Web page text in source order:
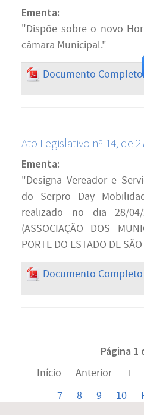
Ementa:
"Dispõe sobre o novo
câmara Municipal."
Documento Completo
Ato Legislativo nº 14, de
Ementa:
"Designa Vereador e
do Serpro Day
realizado no dia 28/04/
(ASSOCIAÇÃO DOS
PORTE DO ESTADO DE
Documento Completo
Página 1
Início
Anterior 1
7
8 9 10